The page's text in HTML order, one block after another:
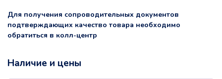
Для получения сопроводительных документов
подтверждающих качество товара необходимо
обратиться в колл-центр
Наличие и цены